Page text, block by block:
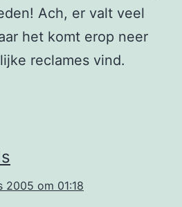
Ach, er valt veel
het komt erop neer
reclames vind.
2005 om 01:18